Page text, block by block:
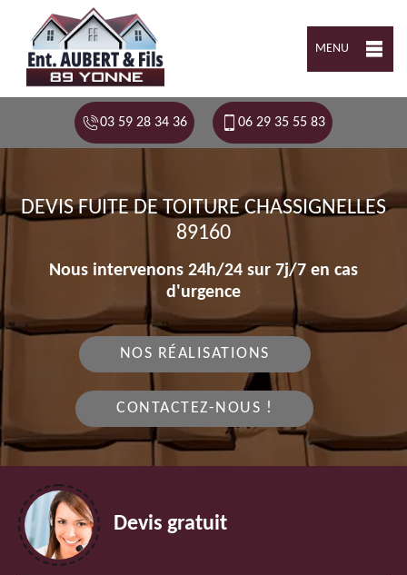
MENU
03 59 28 34 36 06 29 35 55 83
DEVIS FUITE DE TOITURE CHASSIGNELLES
89160
Nous intervenons 24h/24 sur 7j/7 en cas
d'urgence
NOS RÉALISATIONS
CONTACTEZ-NOUS !
Devis gratuit